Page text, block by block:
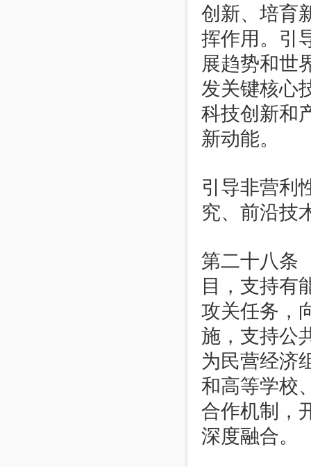
创新、培育
挥作用。引
展趋势和世
发关键核心
科技创新和
新动能。
引导非营利
究、前沿技
第二十八条
目，支持有
攻关任务，
施，支持公
为民营经济
和高等学校
合作机制，
深度融合。